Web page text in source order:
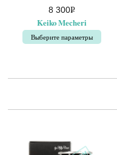
8 300Р
УБ.
Keiko Mecheri
Выберите параметры
имеет
Опции